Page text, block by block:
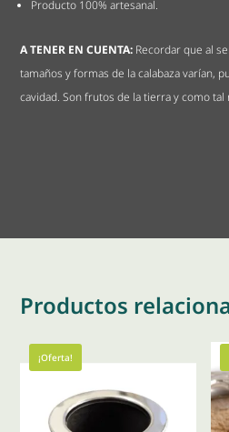
Producto 100% artesanal.
A TENER EN CUENTA: Recordar que al
tamaños y formas de la calabaza varían,
cavidad. Son frutos de la tierra y como tal
Productos
¡Oferta!